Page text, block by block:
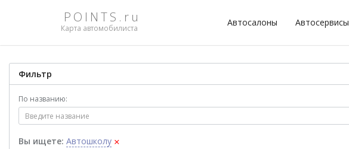
POINTS.ru
Карта автомобилиста
Автосалоны Автосервисы
Фильтр
По названию:
Вы ищете: Автошколу ×